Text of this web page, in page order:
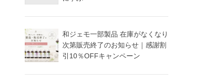
和ジェモ一部製品 在庫がなくなり
次第販売終了のお知らせ｜感謝割
引10％OFFキャンペーン